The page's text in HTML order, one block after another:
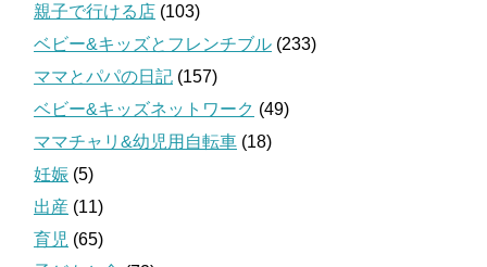
親子で行ける店 (103)
ベビー&キッズとフレンチブル (233)
ママとパパの日記 (157)
ベビー&キッズネットワーク (49)
ママチャリ&幼児用自転車 (18)
妊娠 (5)
出産 (11)
育児 (65)